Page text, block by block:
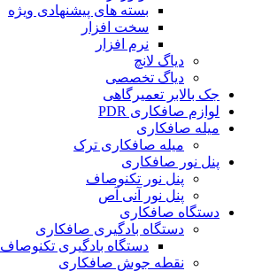
بسته های پیشنهادی ویژه
سخت افزار
نرم افزار
دیاگ لانچ
دیاگ تخصصی
جک بالابر تعمیرگاهی
لوازم صافکاری PDR
میله صافکاری
میله صافکاری ترک
پنل نور صافکاری
پنل نور تکنوصاف
پنل نور آنی آص
دستگاه صافکاری
دستگاه بادگیری صافکاری
دستگاه بادگیری تکنوصاف
نقطه جوش صافکاری